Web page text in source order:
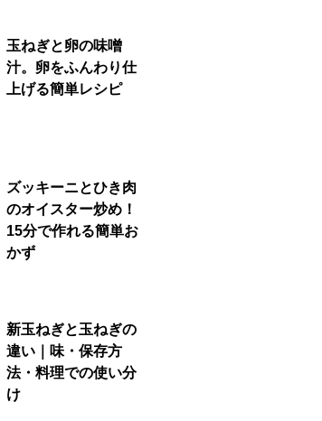
玉ねぎと卵の味噌
汁。卵をふんわり仕
上げる簡単レシピ
ズッキーニとひき肉
のオイスター炒め！
15分で作れる簡単お
かず
新玉ねぎと玉ねぎの
違い｜味・保存方
法・料理での使い分
け